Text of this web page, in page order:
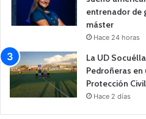
entrenador de
máster
Hace 24 horas
La UD
Pedroñeras
Protección Civil
Hace 2 días